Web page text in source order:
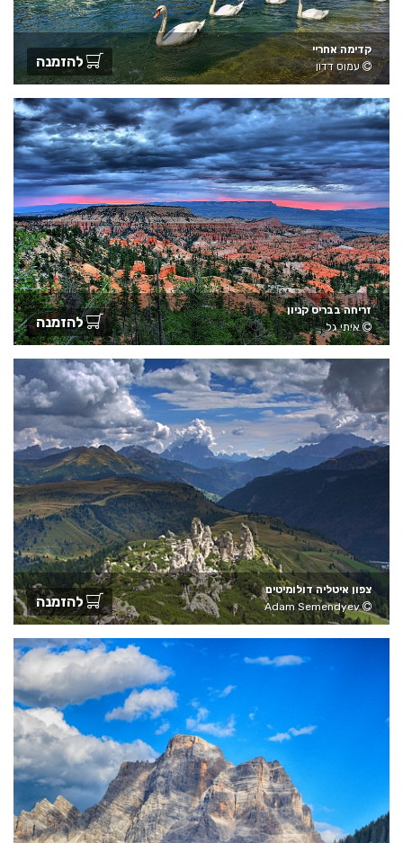
קדימה אחריי
עמוס דדון
להזמנה
זריחה בבריס קניון
איתי גל
להזמנה
צפון איטליה דולומיטים
Adam Semendyev
להזמנה